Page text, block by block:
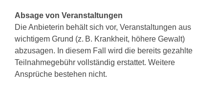
Absage von Veranstaltungen
Die Anbieterin behält sich vor, Veranstaltungen aus
wichtigem Grund (z. B. Krankheit, höhere Gewalt)
abzusagen. In diesem Fall wird die bereits gezahlte
Teilnahmegebühr vollständig erstattet. Weitere
Ansprüche bestehen nicht.